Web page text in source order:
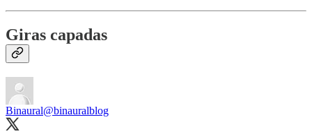
Giras capadas
Binaural@binauralblog